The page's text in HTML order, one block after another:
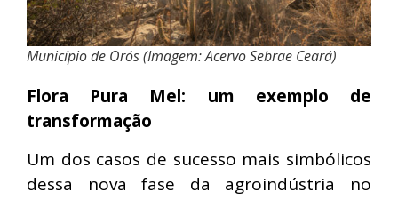
Município de Orós (Imagem: Acervo Sebrae Ceará)
Flora Pura Mel: um exemplo de
transformação
Um dos casos de sucesso mais simbólicos
dessa nova fase da agroindústria no